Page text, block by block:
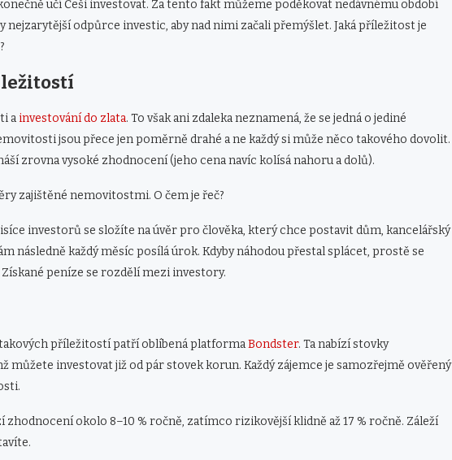
učí Češi investovat. Za tento fakt můžeme poděkovat nedávnému období
nejzarytější odpůrce investic, aby nad nimi začali přemýšlet. Jaká příležitost je
a investování do zlata. To však ani zdaleka neznamená, že se jedná o jediné
jsou přece jen poměrně drahé a ne každý si může něco takového dovolit.
zrovna vysoké zhodnocení (jeho cena navíc kolísá nahoru a dolů).
zajištěné nemovitostmi. O čem je řeč?
investorů se složíte na úvěr pro člověka, který chce postavit dům, kancelářský
následně každý měsíc posílá úrok. Kdyby náhodou přestal splácet, prostě se
peníze se rozdělí mezi investory.
příležitostí patří oblíbená platformaBondster. Ta nabízí stovky
investovat již od pár stovek korun. Každý zájemce je samozřejmě ověřený
okolo 8–10 % ročně, zatímco rizikovější klidně až 17 % ročně. Záleží